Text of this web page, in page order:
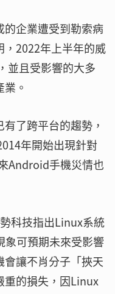
企業遭受到勒索病
2022年上半年的威
並且受影響的大多
。
了跨平台的趨勢，
年開始出現針對
Android手機災情也
科技指出Linux系統
可預期未來受影響
讓不肖分子「挾天
重的損失，因Linux